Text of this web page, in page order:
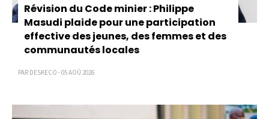
Révision du Code minier : Philippe
Masudi plaide pour une participation
effective des jeunes, des femmes et des
communautés locales
PAR DESKECO - 05 AOÛ 2026